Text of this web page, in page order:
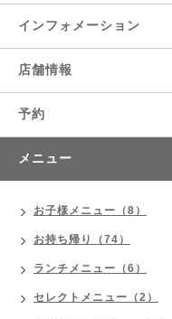
インフォメーション
店舗情報
予約
メニュー
お子様メニュー（8）
お持ち帰り（74）
ランチメニュー（6）
セレクトメニュー（2）